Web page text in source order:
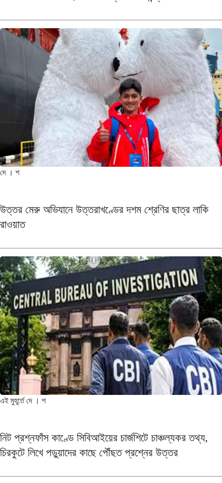
দে । শ
উত্তর মেরু অভিযানে উত্তরাখণ্ডের দশম শ্রেণির ছাত্র লাকি
রাওয়াত
এই মুহূর্তে দে । শ
নিট প্রশ্নফাঁস কাণ্ডে সিবিআইয়ের চার্জশিটে চাঞ্চল্যকর তথ্য,
চিরকুটে লিখে পড়ুয়াদের কাছে পৌঁছত প্রশ্নের উত্তর